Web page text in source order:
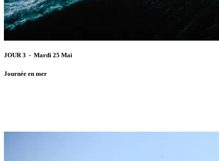
JOUR 3 - Mardi 25 Mai
Journée en mer